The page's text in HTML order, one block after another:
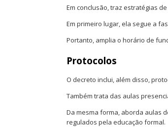
Em conclusão, traz estratégias
Em primeiro lugar, ela segue a
Portanto, amplia o horário de
Protocolos
O decreto inclui, além disso,
Também trata das aulas
Da mesma forma, aborda aulas
regulados pela educação formal.